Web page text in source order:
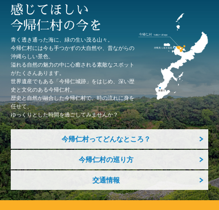
青く透き通った海に、緑の生い茂る山々。
今帰仁村には今も手つかずの大自然や、昔ながらの
沖縄らしい景色、
溢れる自然の魅力の中に心癒される素敵なスポット
がたくさんあります。
世界遺産でもある「今帰仁城跡」をはじめ、深い歴
史と文化のある今帰仁村。
歴史と自然が融合した今帰仁村で、時の流れに身を
任せて、
ゆっくりとした時間を過ごしてみませんか？
今帰仁村ってどんなところ？
今帰仁村の巡り方
交通情報